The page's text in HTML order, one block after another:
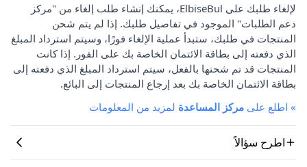
لإلغاء طلبك على ElbiseBul، يمكنك إنشاء طلب إلغاء من "مركز
دعم الطلبات" الموجود في تفاصيل طلبك. إذا لم يتم شحن
المنتجات في طلبك، ستبدأ عملية الإلغاء فورًا، وسيتم استرداد المبلغ
الذي دفعته إلى بطاقة الائتمان الخاصة بك على الفور. إذا كانت
المنتجات قد تم شحنها بالفعل، سيتم استرداد المبلغ الذي دفعته إلى
بطاقة الائتمان الخاصة بك بعد إرجاع المنتجات إلى البائع.
» اطلع على مركز المساعدة لمزيد من المعلومات
اطرح سؤالاً